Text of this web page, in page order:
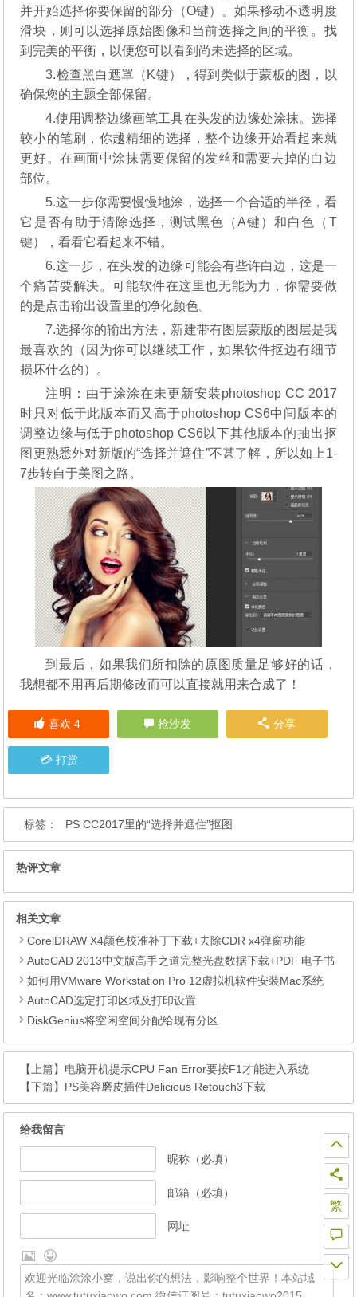
并开始选择你要保留的部分（O键）。如果移动不透明度
滑块，则可以选择原始图像和当前选择之间的平衡。找
到完美的平衡，以便您可以看到尚未选择的区域。
3.检查黑白遮罩（K键），得到类似于蒙板的图，以
确保您的主题全部保留。
4.使用调整边缘画笔工具在头发的边缘处涂抹。选择
较小的笔刷，你越精细的选择，整个边缘开始看起来就
更好。在画面中涂抹需要保留的发丝和需要去掉的白边
部位。
5.这一步你需要慢慢地涂，选择一个合适的半径，看
它是否有助于清除选择，测试黑色（A键）和白色（T
键），看看它看起来不错。
6.这一步，在头发的边缘可能会有些许白边，这是一
个痛苦要解决。可能软件在这里也无能为力，你需要做
的是点击输出设置里的净化颜色。
7.选择你的输出方法，新建带有图层蒙版的图层是我
最喜欢的（因为你可以继续工作，如果软件抠边有细节
损坏什么的）。
注明：由于涂涂在未更新安装photoshop CC 2017
时只对低于此版本而又高于photoshop CS6中间版本的
调整边缘与低于photoshop CS6以下其他版本的抽出抠
图更熟悉外对新版的“选择并遮住”不甚了解，所以如上1-
7步转自于美图之路。
到最后，如果我们所扣除的原图质量足够好的话，
我想都不用再后期修改而可以直接就用来合成了！
喜欢 4 抢沙发 分享
打赏
标签： PS CC2017里的“选择并遮住”抠图
热评文章
相关文章
CorelDRAW X4颜色校准补丁下载+去除CDR x4弹窗功能
AutoCAD 2013中文版高手之道完整光盘数据下载+PDF 电子书
如何用VMware Workstation Pro 12虚拟机软件安装Mac系统
AutoCAD选定打印区域及打印设置
DiskGenius将空闲空间分配给现有分区
【上篇】 电脑开机提示CPU Fan Error要按F1才能进入系统
【下篇】 PS美容磨皮插件Delicious Retouch3下载
给我留言
昵称（必填）
邮箱（必填）
网址
繁